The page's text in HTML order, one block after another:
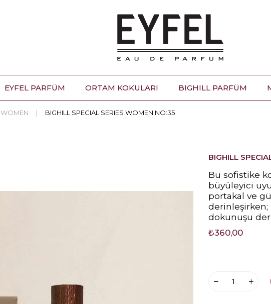
EYFEL PARFÜM ORTAM KOKULARI BIGHILL PARFÜM
WOMEN BIGHILL SPECIAL SERIES WOMEN NO:35
BIGHILL
Bu sofistike
büyüleyici
portakal ve
derinleşirken;
dokunuşu
₺360,00